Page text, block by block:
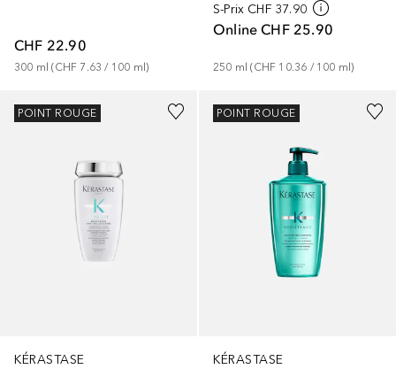
CHF 22.90
300 ml (CHF 7.63 / 100 ml)
S-Prix CHF 37.90
Online CHF 25.90
250 ml (CHF 10.36 / 100 ml)
KÉRASTASE
POINT ROUGE
KÉRASTASE
POINT ROUGE